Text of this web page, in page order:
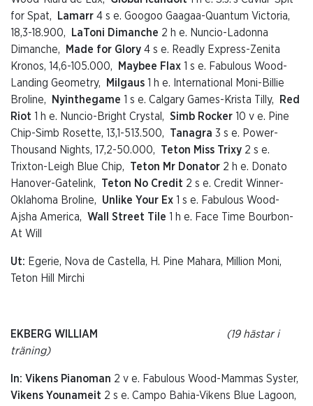
for Spat,
Lamarr 4 s e. Googoo Gaagaa-Quantum Victoria,
18,3-18.900,
LaToni Dimanche 2 h e. Nuncio-Ladonna
Dimanche,
Made for Glory 4 s e. Readly Express-Zenita
Kronos, 14,6-105.000,
Maybee Flax 1 s e. Fabulous Wood-
Landing Geometry,
Milgaus 1 h e. International Moni-Billie
Broline,
Nyinthegame 1 s e. Calgary Games-Krista Tilly,
Red
Riot 1 h e. Nuncio-Bright Crystal, Simb Rocker 10 v e. Pine
Chip-Simb Rosette, 13,1-513.500, Tanagra 3 s e. Power-
Thousand Nights, 17,2-50.000, Teton Miss Trixy 2 s e.
Trixton-Leigh Blue Chip, Teton Mr Donator 2 h e. Donato
Hanover-Gatelink, Teton No Credit 2 s e. Credit Winner-
Oklahoma Broline, Unlike Your Ex 1 s e. Fabulous Wood-
Ajsha America, Wall Street Tile 1 h e. Face Time Bourbon-
At Will
Ut: Egerie, Nova de Castella, H. Pine Mahara, Million Moni,
Teton Hill Mirchi
EKBERG WILLIAM
(19 hästar i
träning)
In: Vikens Pianoman 2 v e. Fabulous Wood-Mammas Syster,
Vikens Younameit 2 s e. Campo Bahia-Vikens Blue Lagoon,